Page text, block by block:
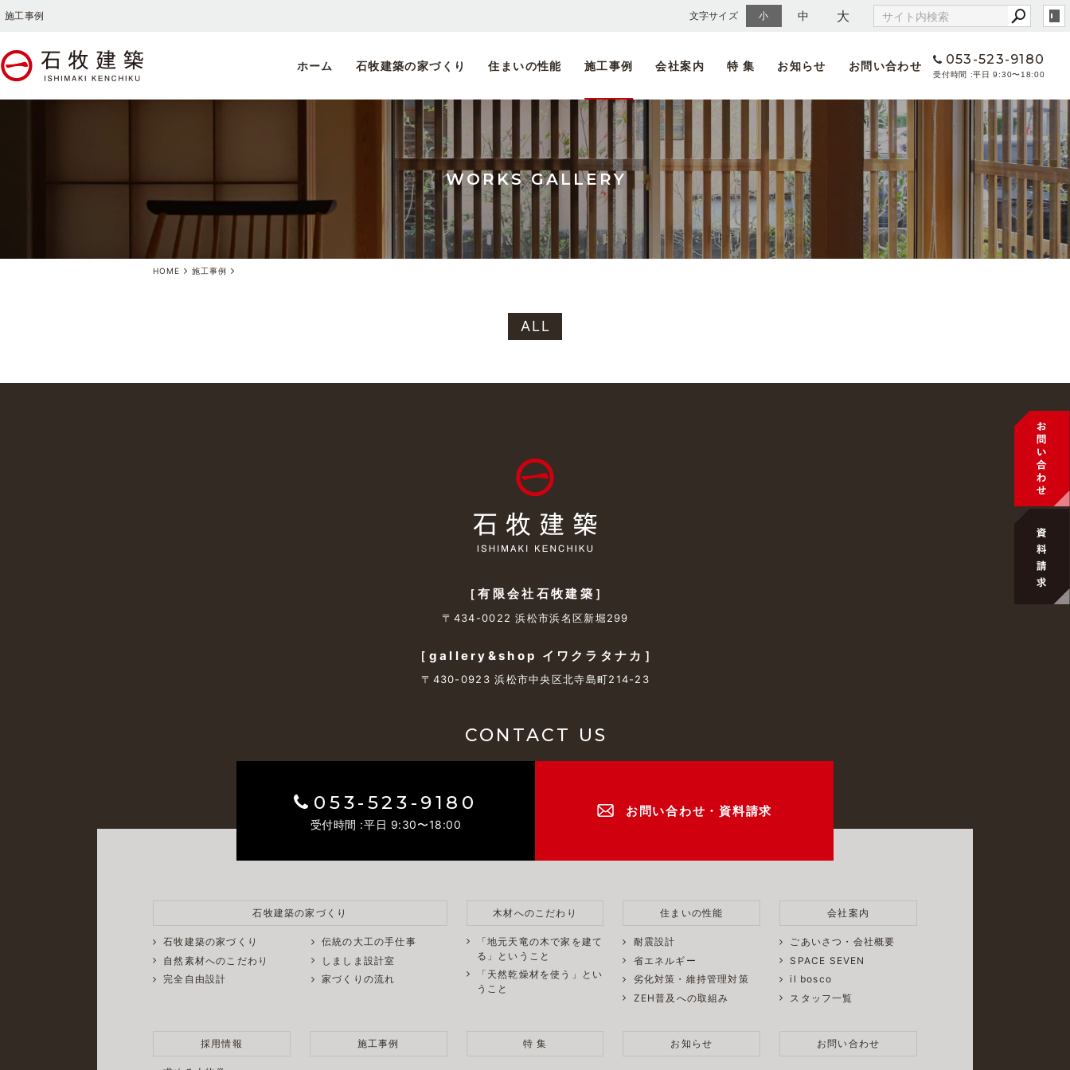
施工事例 文字サイズ 小 中 大
ホーム 石牧建築の家づくり 住まいの性能 施工事例 会社案内 特 集 お知らせ お問い合わせ 053-523-9180
平日 9:30〜18:00
WORKS GALLERY
HOME 施工事例
ALL
［有限会社石牧建築］
〒434-0022 浜松市浜名区新堀299
［gallery&shop イワクラタナカ］
〒430-0923 浜松市中央区北寺島町214-23
CONTACT US
053-523-9180
受付時間 :平日 9:30〜18:00
お問い合わせ・資料請求
石牧建築の家づくり
石牧建築の家づくり
自然素材へのこだわり
完全自由設計
伝統の大工の手仕事
しましま設計室
家づくりの流れ
木材へのこだわり
「地元天竜の木で家を建て
る」ということ
「天然乾燥材を使う」とい
うこと
住まいの性能
耐震設計
省エネルギー
劣化対策・維持管理対策
ZEH普及への取組み
会社案内
ごあいさつ・会社概要
SPACE SEVEN
il bosco
スタッフ一覧
採用情報 施工事例 特 集 お知らせ お問い合わせ